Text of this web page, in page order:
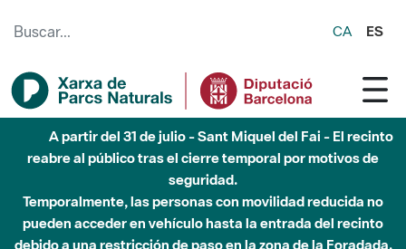
CA ES
A partir del 31 de julio - Sant Miquel del Fai - El recinto
reabre al público tras el cierre temporal por motivos de
seguridad.
Temporalmente, las personas con movilidad reducida no
pueden acceder en vehículo hasta la entrada del recinto
debido a una restricción de paso en la zona de la Foradada.